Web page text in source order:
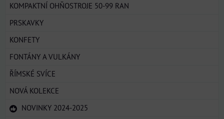
KOMPAKTNÍ OHŇOSTROJE 50-99 RAN
PRSKAVKY
KONFETY
FONTÁNY A VULKÁNY
ŘÍMSKÉ SVÍCE
NOVÁ KOLEKCE
NOVINKY 2024-2025